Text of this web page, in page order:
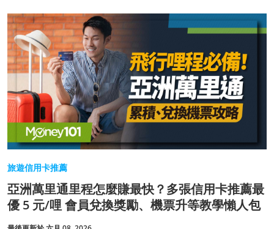
旅遊信用卡推薦
亞洲萬里通里程怎麼賺最快？多張信用卡推薦最
優 5 元/哩 會員兌換獎勵、機票升等教學懶人包